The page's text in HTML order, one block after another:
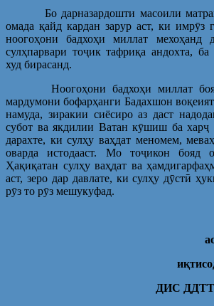
Бо дарназардошти масоили
омада қайд кардан зарур аст, ки имрӯз
ноогоҳони бадхоҳи миллат мехоҳанд
сулҳпарвари тоҷик тафриқа андохта, ба
худ бирасанд.
Ноогоҳони бадхоҳи миллат бояд
мардумони бофарҳанги Бадахшон
намуда, зиракии сиёсиро аз даст
субот ва якдилии Ватан кӯшиш ба харҷ
дарахте, ки сулҳу ваҳдат меномем,
оварда истодааст. Мо тоҷикон бояд
Ҳақиқатан сулҳу ваҳдат ва
аст, зеро дар давлате, ки сулҳу дӯстӣ
рӯз то рӯз мешукуфад.
ДИС ДДТТ